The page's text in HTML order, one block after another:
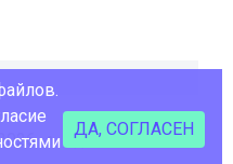
Сделано в Coalla
ДА, СОГЛАСЕН